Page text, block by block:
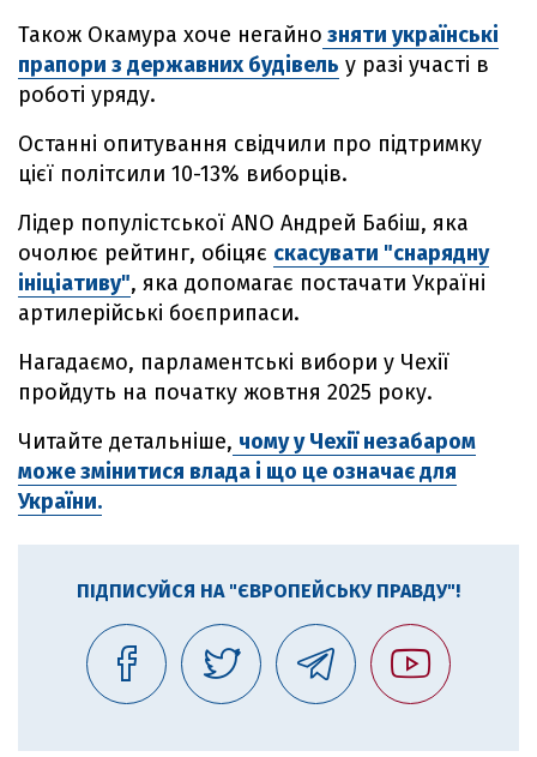
Також Окамура хоче негайно зняти українські
прапори з державних будівель у разі участі в
роботі уряду.
Останні опитування свідчили про підтримку
цієї політсили 10-13% виборців.
Лідер популістської ANO Андрей Бабіш, яка
очолює рейтинг, обіцяє скасувати "снарядну
ініціативу", яка допомагає постачати Україні
артилерійські боєприпаси.
Нагадаємо, парламентські вибори у Чехії
пройдуть на початку жовтня 2025 року.
Читайте детальніше, чому у Чехії незабаром
може змінитися влада і що це означає для
України.
ПІДПИСУЙСЯ НА "ЄВРОПЕЙСЬКУ ПРАВДУ"!